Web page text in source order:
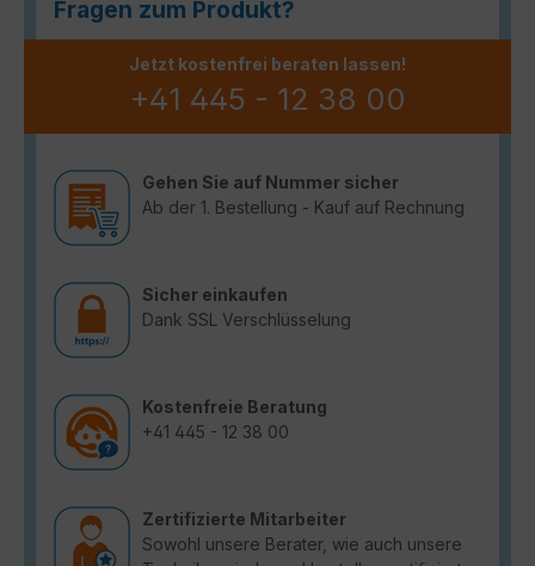
Fragen zum Produkt?
Jetzt kostenfrei beraten lassen!
+41 445 - 12 38 00
Gehen Sie auf Nummer sicher
Ab der 1. Bestellung - Kauf auf Rechnung
Sicher einkaufen
Dank SSL Verschlüsselung
Kostenfreie Beratung
+41 445 - 12 38 00
Zertifizierte Mitarbeiter
Sowohl unsere Berater, wie auch unsere